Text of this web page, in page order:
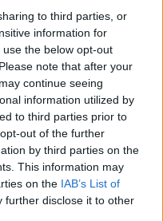
to third parties, or
information for
the below opt-out
note that after your
continue seeing
information utilized by
to third parties prior to
out of the further
by third parties on the
This information may
on the IAB’s List of
further disclose it to other
szakirányú
erősít a Gál Ferenc